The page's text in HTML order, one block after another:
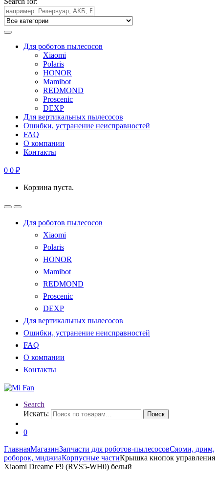
Для роботов пылесосов
Xiaomi
Polaris
HONOR
Mamibot
REDMOND
Proscenic
DEXP
Для вертикальных пылесосов
Ошибки, устранение неисправностей
FAQ
О компании
Контакты
0 0 ₽
Корзина пуста.
Для роботов пылесосов
Xiaomi
Polaris
HONOR
Mamibot
REDMOND
Proscenic
DEXP
Для вертикальных пылесосов
Ошибки, устранение неисправностей
FAQ
О компании
Контакты
Search
Искать:
Поиск
0
ГлавнаяМагазинЗапчасти для роботов-пылесосовСяоми, дрим,
роборок, миджиаКорпусные частиКрышка кнопок управления
Xiaomi Dreame F9 (RVS5-WH0) белый